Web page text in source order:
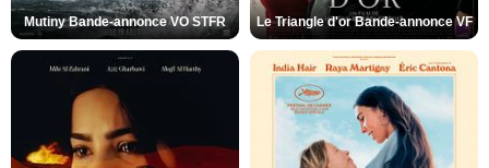
Mutiny Bande-annonce VO STFR Le Triangle d'or Bande-annonce VF